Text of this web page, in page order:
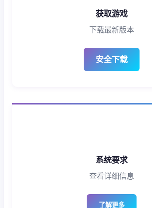
获取游戏
下载最新版本
安全下载
系统要求
查看详细信息
了解更多